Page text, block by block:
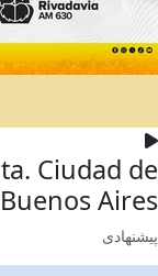
Ciudad de
Buenos Aires
پیشنهادی